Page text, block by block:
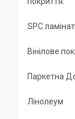
SPC ламінат
Вінілове
Паркетна
Лінолеум